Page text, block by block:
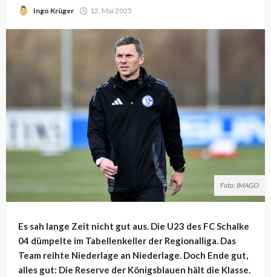
Ingo Krüger 12. Mai 2025
Foto: IMAGO
Es sah lange Zeit nicht gut aus. Die U23 des FC Schalke
04 dümpelte im Tabellenkeller der Regionalliga. Das
Team reihte Niederlage an Niederlage. Doch Ende gut,
alles gut: Die Reserve der Königsblauen hält die Klasse.